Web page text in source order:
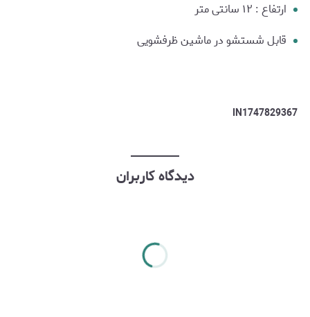
ارتفاع : ۱۲ سانتی متر
قابل شستشو در ماشین ظرفشویی
IN1747829367
دیدگاه کاربران